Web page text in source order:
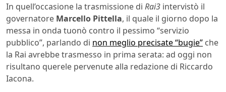
In quell’occasione la trasmissione di Rai3 intervistò il
governatore Marcello Pittella, il quale il giorno dopo la
messa in onda tuonò contro il pessimo “servizio
pubblico”, parlando di non meglio precisate “bugie” che
la Rai avrebbe trasmesso in prima serata: ad oggi non
risultano querele pervenute alla redazione di Riccardo
Iacona.